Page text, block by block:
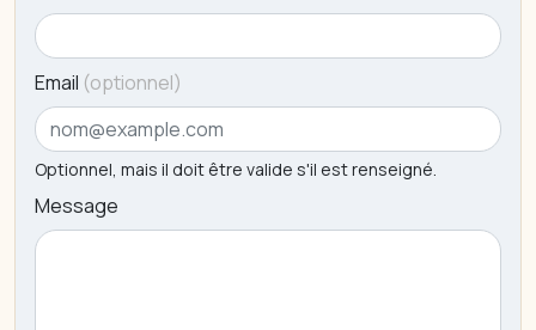
Email (optionnel)
Optionnel, mais il doit être valide s'il est renseigné.
Message